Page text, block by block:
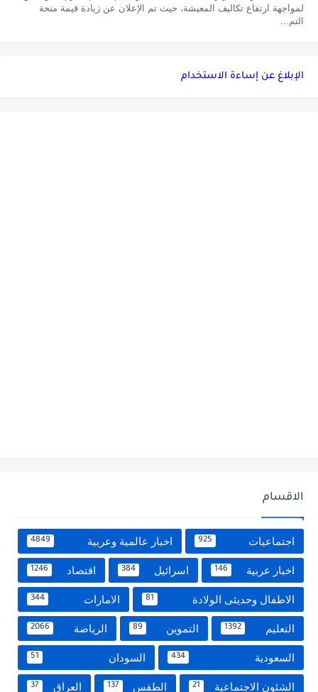
لمواجهة ارتفاع تكاليف المعيشة، حيث تم الإعلان عن زيادة قيمة منحة
التم...
الإبلاغ عن إساءة الاستخدام
الاقسام
اجتماعيات 925 اخبار عالمية وعربية 4849
اخبار عربية 146 اسرائيل 384 اقتصاد 1246
الاطفال وحديثى الولادة 81 الامارات 344
التعليم 1392 التموين 89 الرياضة 2066
السعودية 434 السودان 51
الشئون الاجتماعية 21 الطقس 137 العراق 37